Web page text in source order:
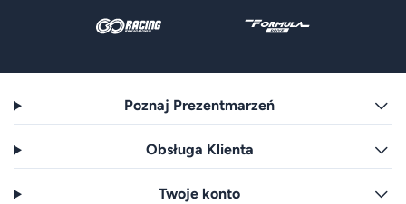
Poznaj Prezentmarzeń
Obsługa Klienta
Twoje konto